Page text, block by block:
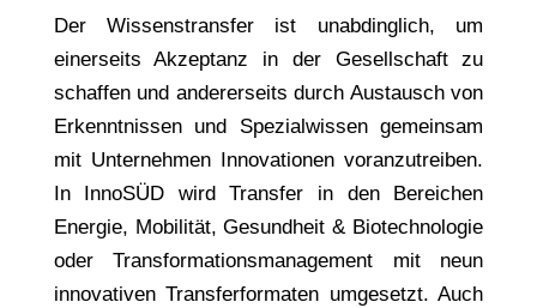
Der Wissenstransfer ist unabdinglich, um
einerseits Akzeptanz in der Gesellschaft zu
schaffen und andererseits durch Austausch von
Erkenntnissen und Spezialwissen gemeinsam
mit Unternehmen Innovationen voranzutreiben.
In InnoSÜD wird Transfer in den Bereichen
Energie, Mobilität, Gesundheit & Biotechnologie
oder Transformationsmanagement mit neun
innovativen Transferformaten umgesetzt. Auch